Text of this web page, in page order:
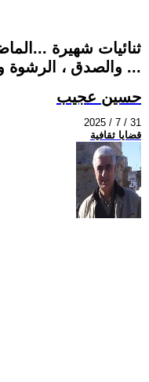
ثنائيات شهيرة
والصدق ، الرشوة والهدية ...
حسين عجيب
2025 / 7 / 31
قضايا ثقافية